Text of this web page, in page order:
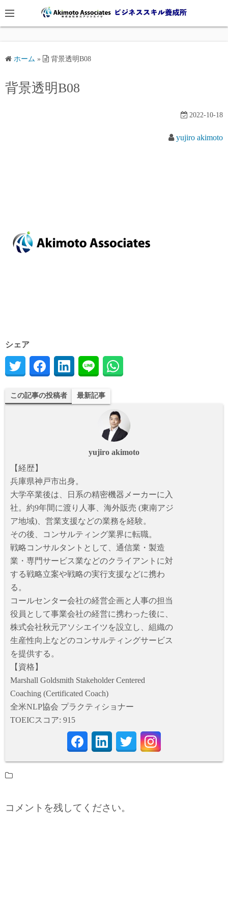
ン
ツ
ス
ホーム » 背景透明B08
背景透明B08
2022-10-18
yujiro akimoto
シェア
この記事の投稿者 最新記事
yujiro akimoto
【経歴】
兵庫県神戸市出身。
大学卒業後は、日系の精密機器メーカーに入
社。約9年間に渡り人事、海外販売 (東南アジ
ア地域)、営業支援などの業務を経験。
その後、コンサルティング業界に転職。
戦略コンサルタントとして、通信業・製造
業・専門サービス業などのクライアントに対
する戦略立案や戦略の実行支援などに携わ
る。
コールセンター会社の経営企画と人事の担当
役員として事業会社の経営に携わった後に、
株式会社秋元アソシエイツを設立し、組織の
生産性向上などのコンサルティングサービス
を提供する。
【資格】
Marshall Goldsmith Stakeholder Centered
Coaching (Certificated Coach)
全米NLP協会 プラクティショナー
TOEICスコア: 915
コメントを残してください。